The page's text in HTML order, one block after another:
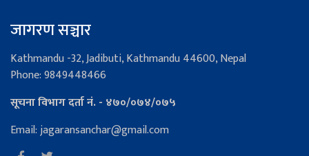
जागरण सञ्चार
Kathmandu -32, Jadibuti, Kathmandu 44600, Nepal
Phone: 9849448466
सूचना विभाग दर्ता नं. - ४७०/०७४/०७५
Email: jagaransanchar@gmail.com